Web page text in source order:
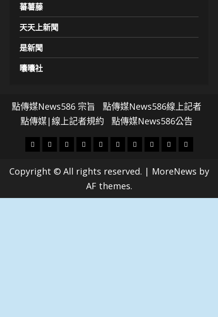
蕃薯藤
天天上新聞
是新聞
囔囔社
點傳媒News586 宗旨
點傳媒News586線上記者
點傳媒|線上記者規約
點傳媒News586公告
頭
財
地
社
文
科
技
專
娛
影
劇
政
國
運
生
Copyright © All rights reserved. | MoreNews by
AF themes.